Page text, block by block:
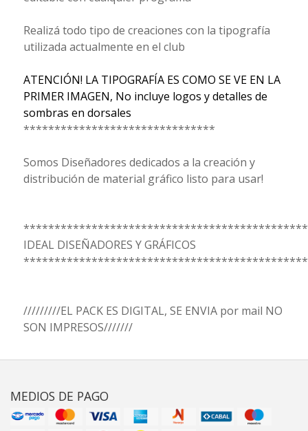
Realizá todo tipo de creaciones con la tipografía
utilizada actualmente en el club
ATENCIÓN! LA TIPOGRAFÍA ES COMO SE VE EN LA
PRIMER IMAGEN, No incluye logos y detalles de
sombras en dorsales
*******************************
Somos Diseñadores dedicados a la creación y
distribución de material gráfico listo para usar!
IDEAL DISEÑADORES Y GRÁFICOS
/////////EL PACK ES DIGITAL, SE ENVIA por mail NO
SON IMPRESOS///////
MEDIOS DE PAGO